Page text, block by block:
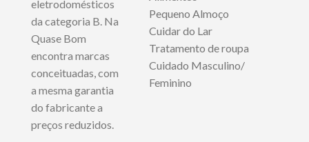
eletrodomésticos
da categoria B. Na
Quase Bom
encontra marcas
conceituadas, com
a mesma garantia
do fabricante a
preços reduzidos.
Pequeno Almoço
Cuidar do Lar
Tratamento de roupa
Cuidado Masculino/
Feminino